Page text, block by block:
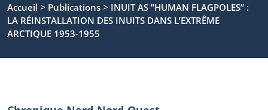
Accueil > Publications > INUIT AS ’’HUMAN FLAGPOLES’’ :
LA RÉINSTALLATION DES INUITS DANS L’EXTRÊME
ARCTIQUE 1953-1955